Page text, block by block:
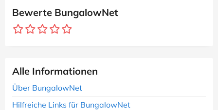
Bewerte BungalowNet
Alle Informationen
Über BungalowNet
Hilfreiche Links für BungalowNet